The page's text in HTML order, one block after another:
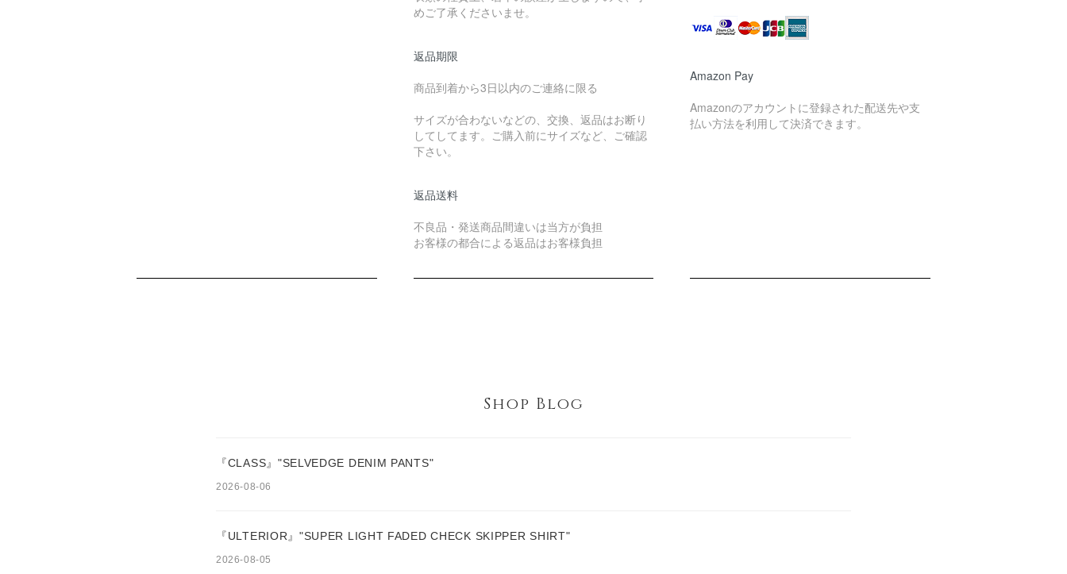
めご了承くださいませ。
返品期限
商品到着から3日以内のご連絡に限る
サイズが合わないなどの、交換、返品はお断り
してしてます。ご購入前にサイズなど、ご確認
下さい。
返品送料
不良品・発送商品間違いは当方が負担
お客様の都合による返品はお客様負担
Amazon Pay
Amazonのアカウントに登録された配送先や支
払い方法を利用して決済できます。
Shop Blog
『CLASS』"SELVEDGE DENIM PANTS"
2026-08-06
『ULTERIOR』"SUPER LIGHT FADED CHECK SKIPPER SHIRT"
2026-08-05